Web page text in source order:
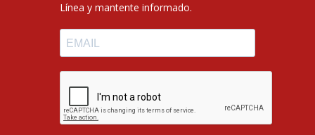
Línea y mantente informado.